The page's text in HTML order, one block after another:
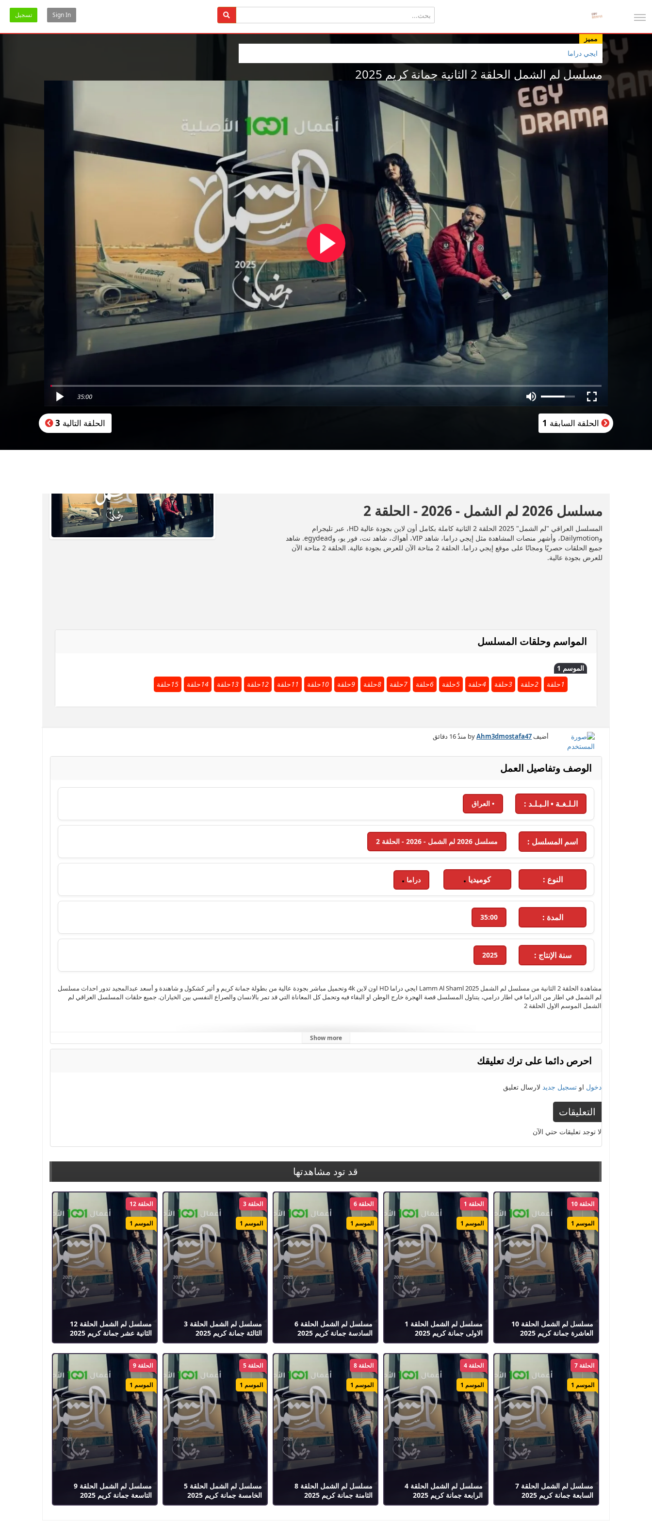
Sign In تسجيل
مميز
ايجي دراما
مسلسل لم الشمل الحلقة 2 الثانية جمانة كريم 2025
35:00
الحلقة السابقة 1 الحلقة التالية 3
مسلسل 2026 لم الشمل - 2026 - الحلقة 2
المسلسل العراقي "لم الشمل" 2025 الحلقة 2 الثانية كاملة بكامل أون لاين بجودة عالية HD، عبر تليجرام
وDailymotion، وأشهر منصات المشاهدة مثل إيجي دراما، شاهد VIP، أهواك، شاهد نت، فور يو، وegydead. شاهد
جميع الحلقات حصريًا ومجانًا على موقع إيجي دراما. الحلقة 2 متاحة الآن للعرض بجودة عالية. الحلقة 2 متاحة الآن
للعرض بجودة عالية.
المواسم وحلقات المسلسل
الموسم 1
1حلقة 2حلقة 3حلقة 4حلقة 5حلقة 6حلقة 7حلقة 8حلقة 9حلقة 10حلقة 11حلقة 12حلقة 13حلقة 14حلقة 15حلقة
أضيف by Ahm3dmostafa47 منذُ16 دقائق
الوصف وتفاصيل العمل
الـلـغـة • الـبـلـد : • العراق
اسم المسلسل : مسلسل 2026 لم الشمل - 2026 - الحلقة 2
النوع : كوميديا دراما
المدة : 35:00
سنة الإنتاج : 2025
مشاهدة الحلقة 2 الثانية من مسلسل لم الشمل Lamm Al Shaml 2025 ايجي دراما HD اون لاين 4k وتحميل مباشر بجودة عالية من بطولة جمانة كريم و أثير كشكول و شاهندة و أسعد عبدالمجيد تدور احداث مسلسل
لم الشمل في اطار من الدراما في اطار درامي، يتناول المسلسل قصة الهجرة خارج الوطن او البقاء فيه وتحمل كل المعاناة التي قد تمر بالانسان والصراع النفسي بين الخياران. جميع حلقات المسلسل العراقي لم
الشمل الموسم الاول الحلقة 2
الكلمات الدلالية :مسلسل لم الشمل,الحلقة 2 ,مسلسلات رمضان 2025 ,رمضان 2025 ,ايجي دراما,جمانة كريم 2025 ,لم الشمل جمانة كريم,كاملة,مسلسل,مسلسل لم الشمل الحلقة 2 ,مسلسل لم الشمل
الحلقة 2 كاملة
,مسلسل لم الشمل حلقة 2 ,مسلسل لم الشمل كامل
Show more
احرص دائما على ترك تعليقك
دخول او تسجيل جديد لارسال تعليق
التعليقات
لا توجد تعليقات حتي الآن
قد تود مشاهدتها
مسلسل لم الشمل الحلقة 10
العاشرة جمانة كريم 2025
الحلقة 10
الموسم 1
مسلسل لم الشمل الحلقة 1
الاولى جمانة كريم 2025
الحلقة 1
الموسم 1
مسلسل لم الشمل الحلقة 6
السادسة جمانة كريم 2025
الحلقة 6
الموسم 1
مسلسل لم الشمل الحلقة 3
الثالثة جمانة كريم 2025
الحلقة 3
الموسم 1
مسلسل لم الشمل الحلقة 12
الثانية عشر جمانة كريم 2025
الحلقة 12
الموسم 1
مسلسل لم الشمل الحلقة 7
السابعة جمانة كريم 2025
الحلقة 7
الموسم 1
مسلسل لم الشمل الحلقة 4
الرابعة جمانة كريم 2025
الحلقة 4
الموسم 1
مسلسل لم الشمل الحلقة 8
الثامنة جمانة كريم 2025
الحلقة 8
الموسم 1
مسلسل لم الشمل الحلقة 5
الخامسة جمانة كريم 2025
الحلقة 5
الموسم 1
مسلسل لم الشمل الحلقة 9
التاسعة جمانة كريم 2025
الحلقة 9
الموسم 1